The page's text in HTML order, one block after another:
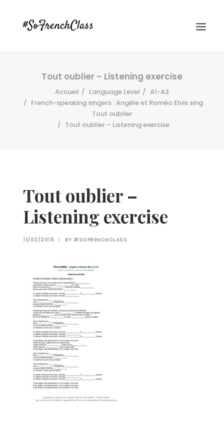
Recherche
Tout oublier – Listening exercise
Accueil Language Level
A1-A2
French-speaking singers : Angèle et Roméo Elvis sing
Tout oublier
Tout oublier – Listening exercise
Tout oublier –
Listening exercise
11/02/2019 | BY #SOFRENCHCLASS